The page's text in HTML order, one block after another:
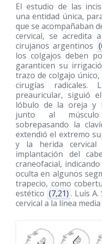
El estudio de las
una entidad única,
que se acompañaban
cervical, se acredita
cirujanos argentinos
los colgajos deben
garanticen su
trazo de colgajo
cirugías
preauricular, siguió
lóbulo de la oreja y
junto al músculo
sobrepasando la
extendió el extremo
y la herida
implantación del
craneofacial,
oculta en algunos
trapecio, como
estético (7,21) . Luís
cervical a la línea